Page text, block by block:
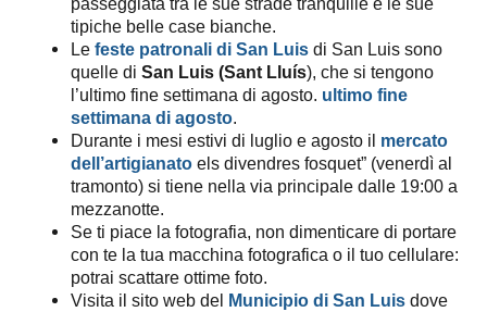
passeggiata tra le sue strade tranquille e le sue
tipiche belle case bianche.
Le feste patronali di San Luis di San Luis sono
quelle di San Luis (Sant Lluís), che si tengono
l’ultimo fine settimana di agosto. ultimo fine
settimana di agosto.
Durante i mesi estivi di luglio e agosto il mercato
dell’artigianatoels divendres fosquet” (venerdì al
tramonto) si tiene nella via principale dalle 19:00 a
mezzanotte.
Se ti piace la fotografia, non dimenticare di portare
con te la tua macchina fotografica o il tuo cellulare:
potrai scattare ottime foto.
Visita il sito web del Municipio di San Luisdove